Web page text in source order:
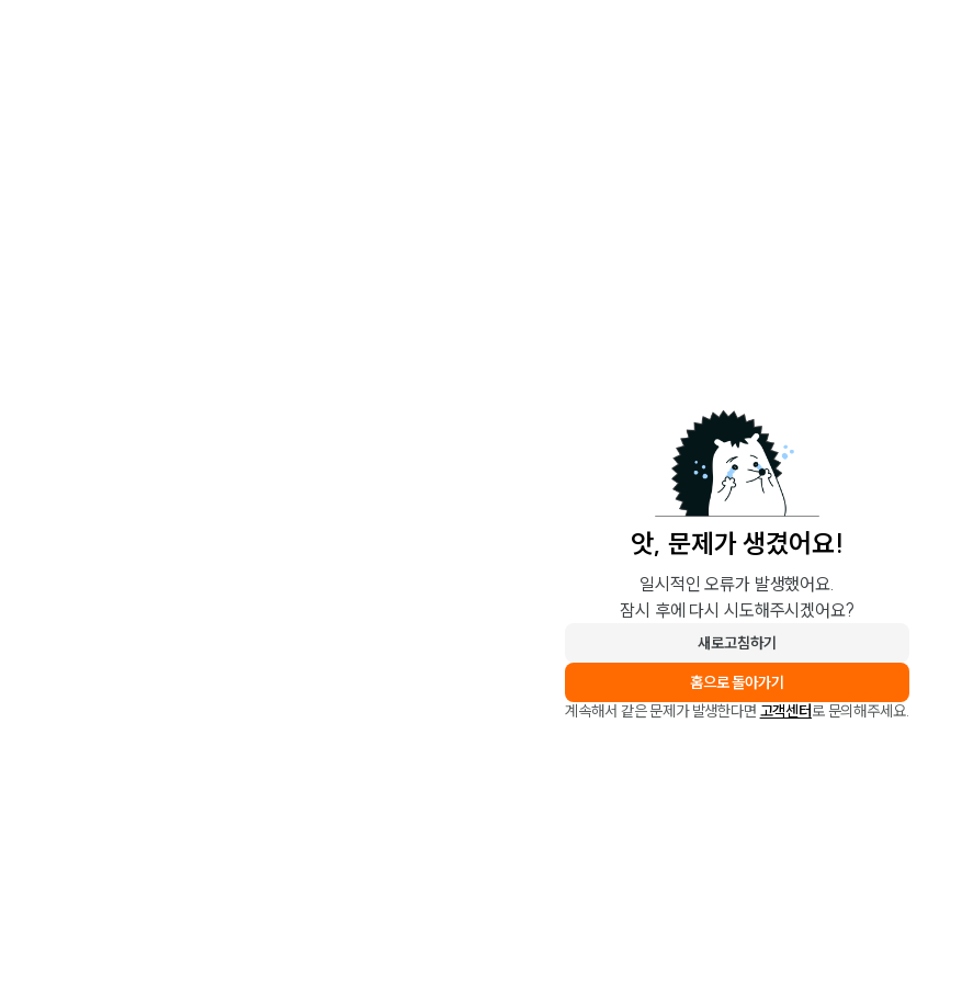
앗, 문제가 생겼어요!
일시적인 오류가 발생했어요.
잠시 후에 다시 시도해주시겠어요?
새로고침하기
홈으로 돌아가기
계속해서 같은 문제가 발생한다면 고객센터로 문의해주세요.